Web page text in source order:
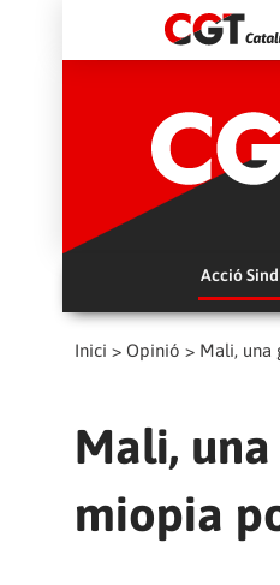
Acció
Inici > Opinió > Mali, una
Mali,
miopia